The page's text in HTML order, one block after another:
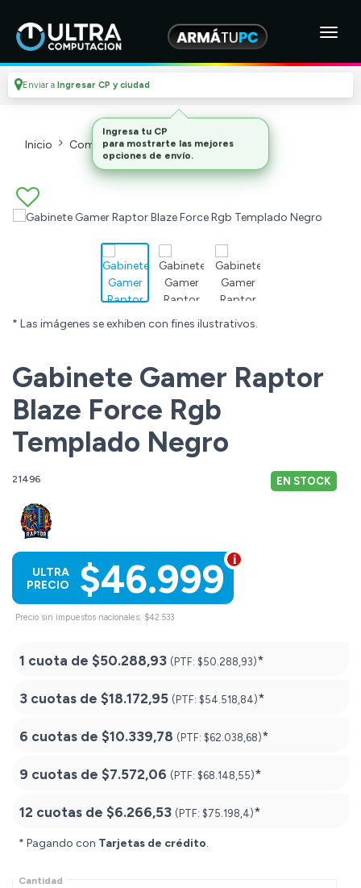
Enviar a Ingresar CP y ciudad
Inicio Componentes De Pc Gabinetes
* Las imágenes se exhiben con fines ilustrativos.
Gabinete Gamer Raptor
Blaze Force Rgb
Templado Negro
21496 EN STOCK
$46.999
ULTRA
PRECIO
Precio sin impuestos nacionales: $42.533
1 cuota de $50.288,93 (PTF: $50.288,93)*
3 cuotas de $18.172,95 (PTF: $54.518,84)*
6 cuotas de $10.339,78 (PTF: $62.038,68)*
9 cuotas de $7.572,06 (PTF: $68.148,55)*
12 cuotas de $6.266,53 (PTF: $75.198,4)*
* Pagando con Tarjetas de crédito.
Cantidad